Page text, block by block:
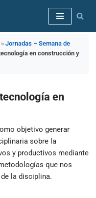
» Jornadas – Semana de
en construcción y
en
objetivo generar
sobre la
y productivos mediante
que nos
la disciplina.